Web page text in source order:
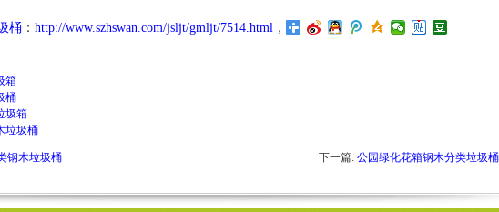
桶 ： http://www.szhswan.com/jsljt/gmljt/7514.html ，
箱
桶
圾箱
垃圾桶
钢木垃圾桶 下一篇: 公园绿化花箱钢木分类垃圾桶